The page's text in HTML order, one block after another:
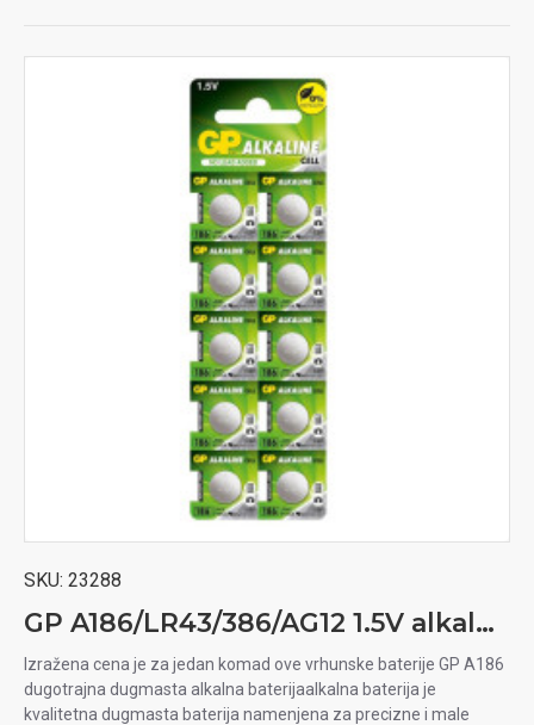
SKU: 23288
GP A186/LR43/386/AG12 1.5V alkalna baterija
Izražena cena je za jedan komad ove vrhunske baterije GP A186
dugotrajna dugmasta alkalna baterijaalkalna baterija je
kvalitetna dugmasta baterija namenjena za precizne i male